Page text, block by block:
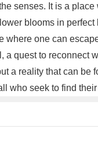
senses. It is a
blooms in
one can
quest to
a reality that can
who seek to find